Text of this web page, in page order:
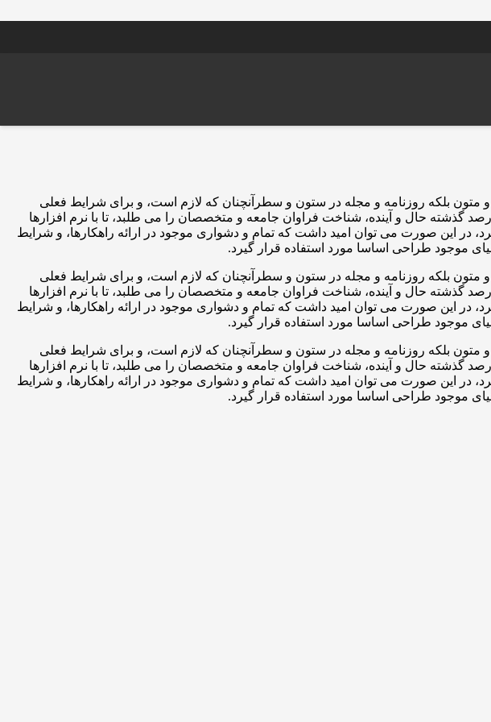
متون بلکه روزنامه و مجله در ستون و سطرآنچنان که لازم است، و برای شرایط فعلی
گذشته حال و آینده، شناخت فراوان جامعه و متخصصان را می طلبد، تا با نرم افزارها
در این صورت می توان امید داشت که تمام و دشواری موجود در ارائه راهکارها، و شرایط
موجود طراحی اساسا مورد استفاده قرار گیرد.
متون بلکه روزنامه و مجله در ستون و سطرآنچنان که لازم است، و برای شرایط فعلی
گذشته حال و آینده، شناخت فراوان جامعه و متخصصان را می طلبد، تا با نرم افزارها
در این صورت می توان امید داشت که تمام و دشواری موجود در ارائه راهکارها، و شرایط
موجود طراحی اساسا مورد استفاده قرار گیرد.
متون بلکه روزنامه و مجله در ستون و سطرآنچنان که لازم است، و برای شرایط فعلی
گذشته حال و آینده، شناخت فراوان جامعه و متخصصان را می طلبد، تا با نرم افزارها
در این صورت می توان امید داشت که تمام و دشواری موجود در ارائه راهکارها، و شرایط
موجود طراحی اساسا مورد استفاده قرار گیرد.